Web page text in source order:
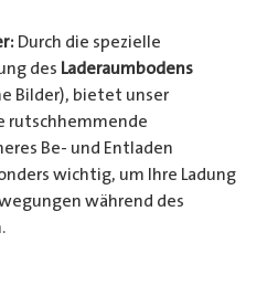
Durch die spezielle
des Laderaumbodens
Bilder), bietet unser
rutschhemmende
Be- und Entladen
wichtig, um Ihre Ladung
während des